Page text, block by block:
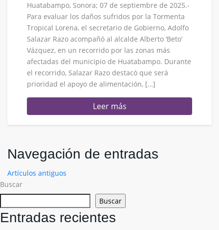
Huatabampo, Sonora; 07 de septiembre de 2025.-
Para evaluar los daños sufridos por la Tormenta
Tropical Lorena, el secretario de Gobierno, Adolfo
Salazar Razo acompañó al alcalde Alberto ‘Beto’
Vázquez, en un recorrido por las zonas más
afectadas del municipio de Huatabampo. Durante
el recorrido, Salazar Razo destacó que será
prioridad el apoyo de alimentación, […]
Leer más
Navegación de entradas
Artículos antiguos
Buscar
Buscar
Entradas recientes